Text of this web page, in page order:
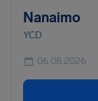
Nanaimo
YCD
06.08.2026